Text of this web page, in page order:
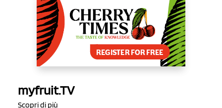
myfruit.TV
Scopri di più